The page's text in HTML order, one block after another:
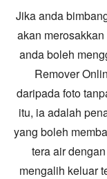
Jika anda
akan
anda boleh
Remover
daripada foto
itu, ia adalah
yang boleh
tera air
mengalih keluar